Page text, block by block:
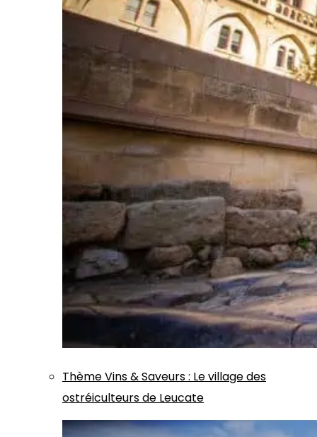
ThèmeVins & Saveurs: Le village des
ostréiculteurs de Leucate